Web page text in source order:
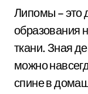
Липомы – это доброкачественные
образования
ткани. Зная
можно
спине в